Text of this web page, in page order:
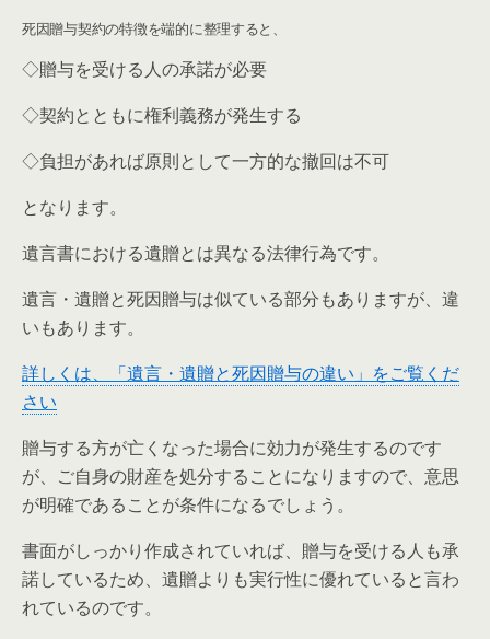
死因贈与契約の特徴を端的に整理すると、
◇贈与を受ける人の承諾が必要
◇契約とともに権利義務が発生する
◇負担があれば原則として一方的な撤回は不可
となります。
遺言書における遺贈とは異なる法律行為です。
遺言・遺贈と死因贈与は似ている部分もありますが、違
いもあります。
詳しくは、「遺言・遺贈と死因贈与の違い」をご覧くだ
さい
贈与する方が亡くなった場合に効力が発生するのです
が、ご自身の財産を処分することになりますので、意思
が明確であることが条件になるでしょう。
書面がしっかり作成されていれば、贈与を受ける人も承
諾しているため、遺贈よりも実行性に優れていると言わ
れているのです。